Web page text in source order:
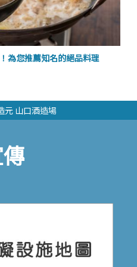
為您推薦知名的絕品料理
元 山口酒造場
傳